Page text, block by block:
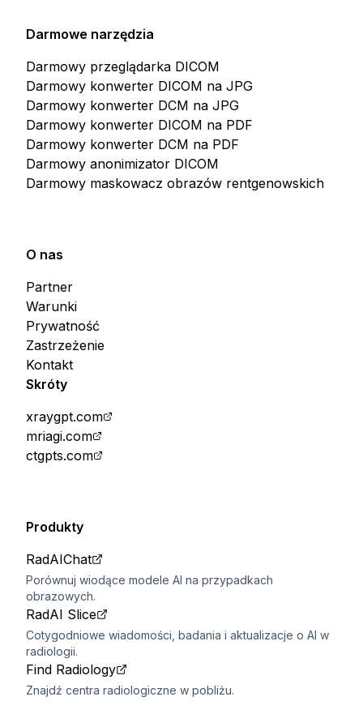
Darmowe narzędzia
Darmowy przeglądarka DICOM
Darmowy konwerter DICOM na JPG
Darmowy konwerter DCM na JPG
Darmowy konwerter DICOM na PDF
Darmowy konwerter DCM na PDF
Darmowy anonimizator DICOM
Darmowy maskowacz obrazów rentgenowskich
O nas
Partner
Warunki
Prywatność
Zastrzeżenie
Kontakt
Skróty
xraygpt.com
mriagi.com
ctgpts.com
Produkty
RadAIChat
Porównuj wiodące modele AI na przypadkach
obrazowych.
RadAI Slice
Cotygodniowe wiadomości, badania i aktualizacje o AI w
radiologii.
Find Radiology
Znajdź centra radiologiczne w pobliżu.